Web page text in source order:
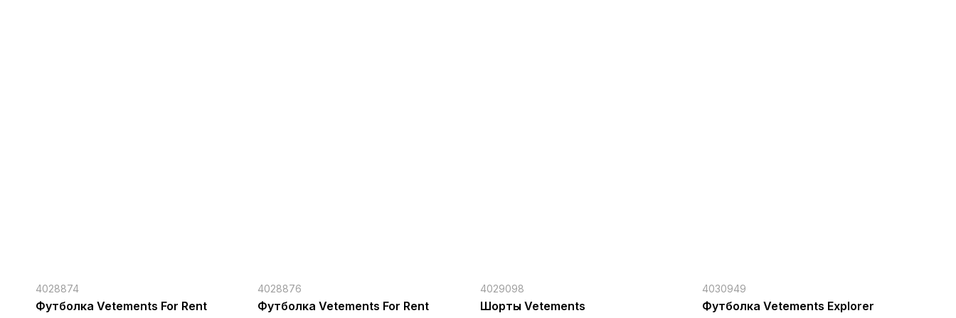
4028874
Футболка Vetements For Rent
4028876
Футболка Vetements For Rent
4029098
Шорты Vetements
4030949
Футболка Vetements Explorer